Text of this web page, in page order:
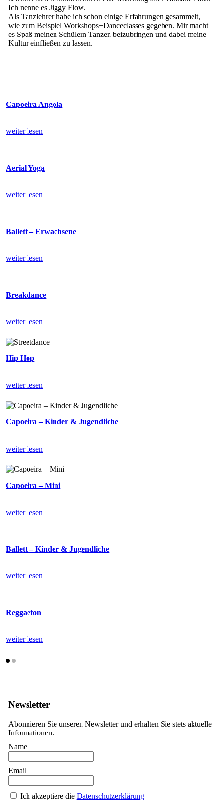
Ich nenne es Jiggy Flow.
Als Tanzlehrer habe ich schon einige Erfahrungen gesammelt,
wie zum Beispiel Workshops+Danceclasses gegeben. Mir macht
es Spaß meinen Schülern Tanzen beizubringen und dabei meine
Kultur einfließen zu lassen.
Capoeira Angola
weiter lesen
Aerial Yoga
weiter lesen
Ballett – Erwachsene
weiter lesen
Breakdance
weiter lesen
Hip Hop
weiter lesen
Capoeira – Kinder & Jugendliche
weiter lesen
Capoeira – Mini
weiter lesen
Ballett – Kinder & Jugendliche
weiter lesen
Reggaeton
weiter lesen
Newsletter
Abonnieren Sie unseren Newsletter und erhalten Sie stets aktuelle
Informationen.
Name
Email
Ich akzeptiere die Datenschutzerklärung